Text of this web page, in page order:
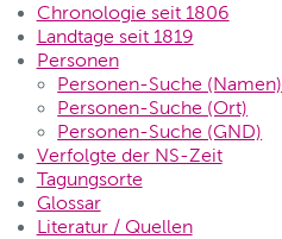
Chronologie seit 1806
Landtage seit 1819
Personen
Personen-Suche (Namen)
Personen-Suche (Ort)
Personen-Suche (GND)
Verfolgte der NS-Zeit
Tagungsorte
Glossar
Literatur / Quellen